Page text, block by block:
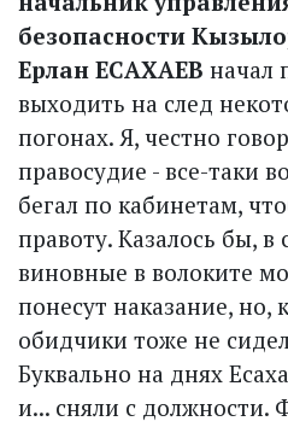
безопасности
Ерлан ЕСАХАЕВ начал
выходить на след
погонах. Я, честно
правосудие - все-таки
бегал по кабинетам,
правоту. Казалось бы,
виновные в волоките
понесут наказание, но,
обидчики тоже не
Буквально на днях
и... сняли с должности.